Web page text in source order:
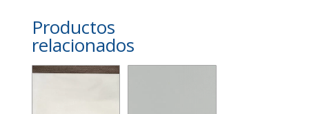
Productos
relacionados